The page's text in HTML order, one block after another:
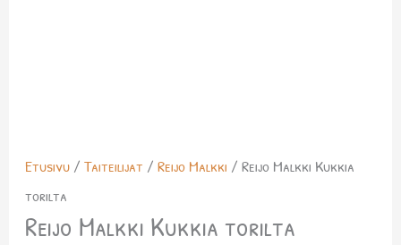
Etusivu/ Taiteilijat / Reijo Malkki / Reijo Malkki Kukkia
torilta
Reijo Malkki Kukkia torilta